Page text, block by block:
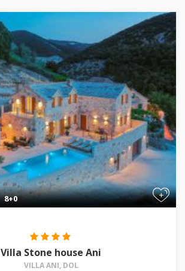
+
8+0
Villa Stone house Ani
VILLA ANI, DOL